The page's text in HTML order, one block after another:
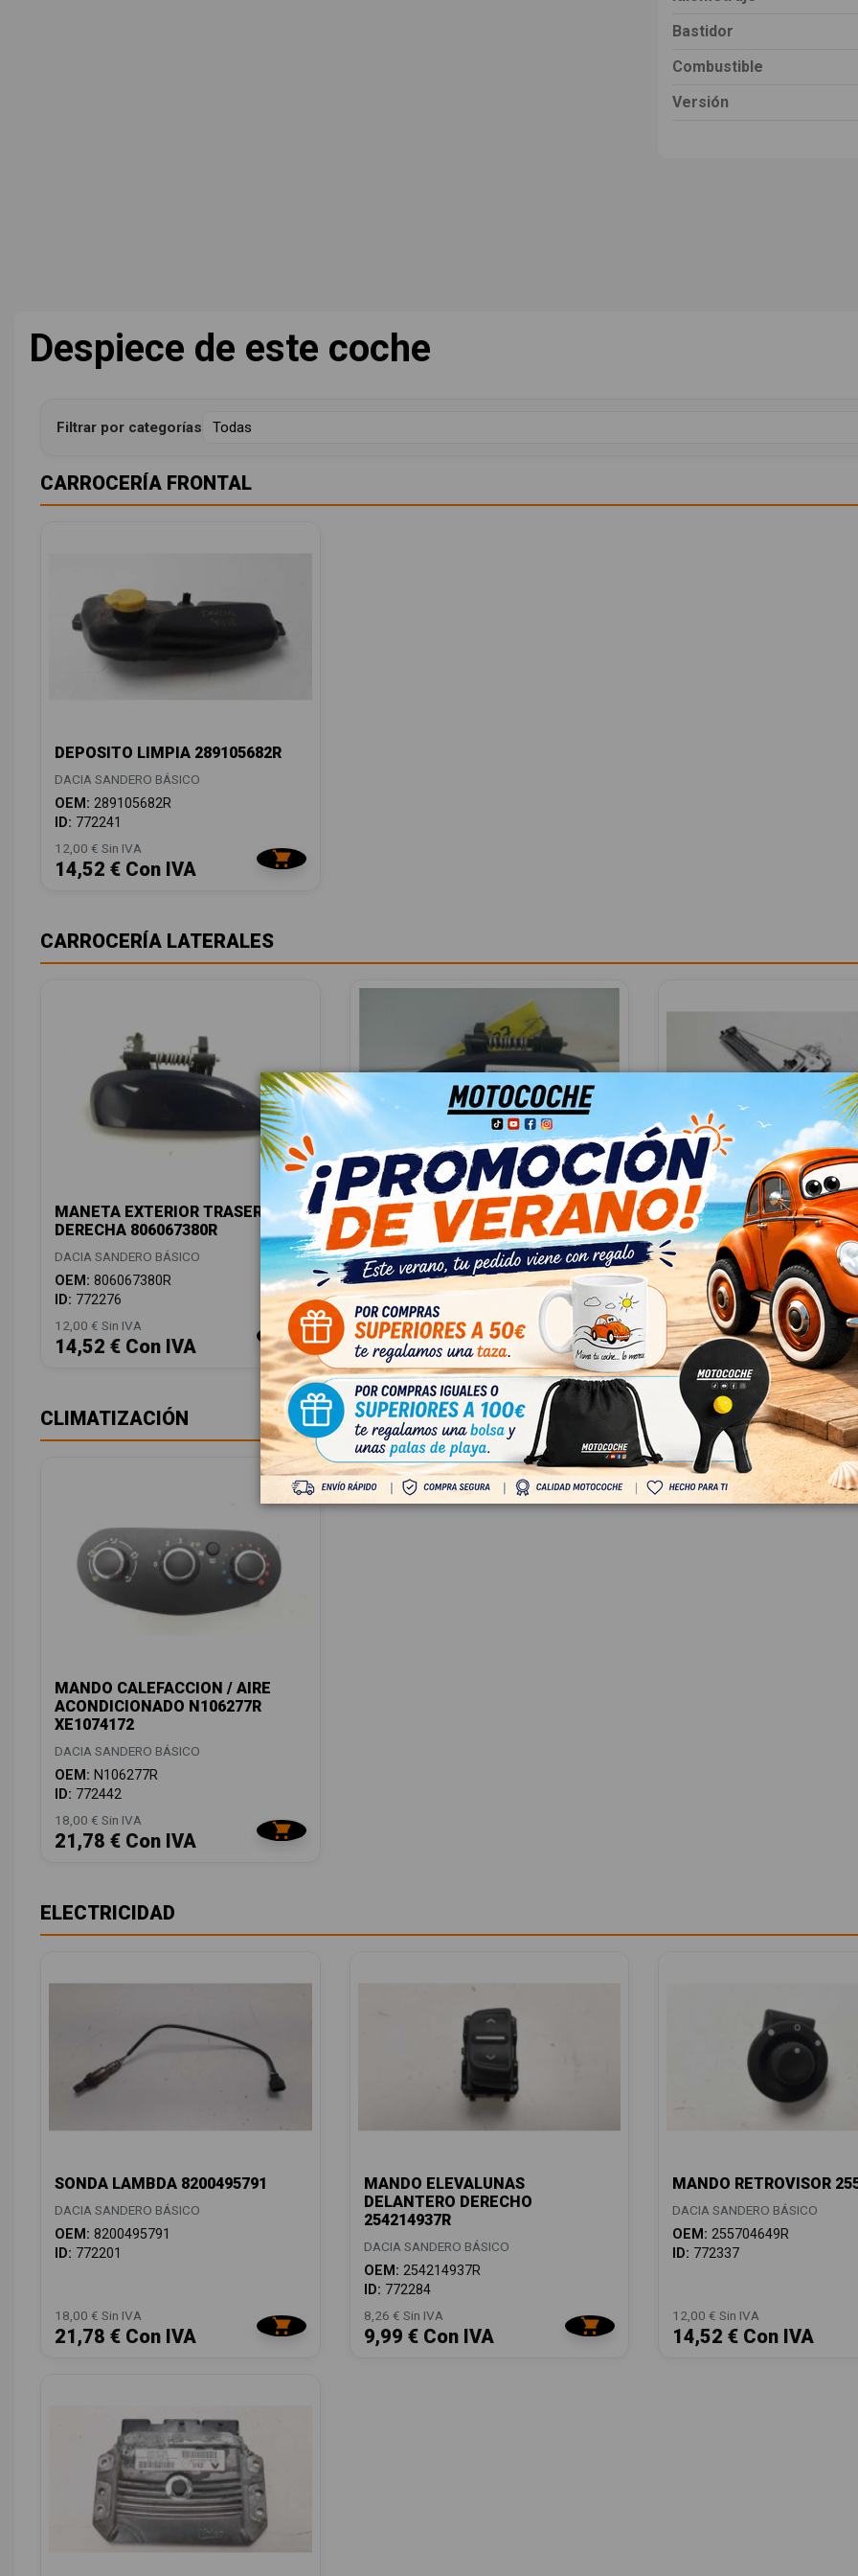
Bastidor
Combustible
Versión
Despiece de este coche
Filtrar por categorías
CARROCERÍA FRONTAL
DEPOSITO LIMPIA 289105682R
DACIA SANDERO BÁSICO
OEM: 289105682R
ID: 772241
12,00 € Sin IVA
14,52 € Con IVA
CARROCERÍA LATERALES
MANETA EXTERIOR TRASERA
DERECHA 806067380R
DACIA SANDERO BÁSICO
OEM: 806067380R
ID: 772276
12,00 € Sin IVA
14,52 € Con IVA
MANETA EXTERIOR TRASERA
IZQUIERDA REF 125035
DACIA SANDERO BÁSICO
OEM:REF
ID:772277
12,00 € Sin IVA
14,52 € Con IVA
ELEVALUNAS
DERECHO 807209299R
DACIA SANDERO BÁSICO
OEM:807209299R
ID:772292
15,70 € Sin IVA
19,00 € Con IVA
CLIMATIZACIÓN
MANDO CALEFACCION / AIRE
ACONDICIONADO N106277R
XE1074172
DACIA SANDERO BÁSICO
OEM: N106277R
ID: 772442
18,00 € Sin IVA
21,78 € Con IVA
ELECTRICIDAD
SONDA LAMBDA 8200495791
DACIA SANDERO BÁSICO
OEM: 8200495791
ID: 772201
18,00 € Sin IVA
21,78 € Con IVA
MANDO ELEVALUNAS
DELANTERO DERECHO
254214937R
DACIA SANDERO BÁSICO
OEM: 254214937R
ID: 772284
8,26 € Sin IVA
9,99 € Con IVA
MANDO RETROVISOR
DACIA SANDERO BÁSICO
OEM: 255704649R
ID: 772337
12,00 € Sin IVA
14,52 € Con IVA